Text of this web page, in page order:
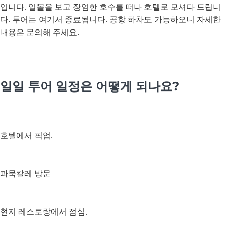
입니다. 일몰을 보고 장엄한 호수를 떠나 호텔로 모셔다 드립니
다. 투어는 여기서 종료됩니다. 공항 하차도 가능하오니 자세한
내용은 문의해 주세요.
일일 투어 일정은 어떻게 되나요?
호텔에서 픽업.
파묵칼레 방문
현지 레스토랑에서 점심.